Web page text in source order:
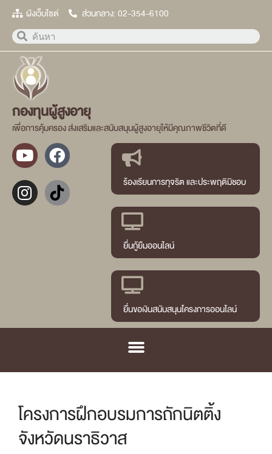
ผังเว็บไซต์ ส่วนกลาง: 02-354-6100
กองทุนผู้สูงอายุ
เพื่อการคุ้มครอง ส่งเสริมและสนับสนุนผู้สูงอายุให้มีคุณภาพชีวิตที่ดี
ร้องเรียนการทุจริต และประพฤติมิชอบ
ยื่นกู้ยืมออนไลน์
ยื่นขอเงินสนับสนุนโครงการออนไลน์
โครงการฝึกอบรมการถักนิตติ้ง
จังหวัดนราธิวาส